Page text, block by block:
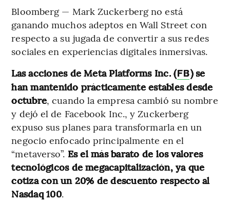
Bloomberg — Mark Zuckerberg no está
ganando muchos adeptos en Wall Street con
respecto a su jugada de convertir a sus redes
sociales en experiencias digitales inmersivas.
Las acciones de Meta Platforms Inc. (FB) se
han mantenido prácticamente estables desde
octubre, cuando la empresa cambió su nombre
y dejó el de Facebook Inc., y Zuckerberg
expuso sus planes para transformarla en un
negocio enfocado principalmente en el
“metaverso”. Es el más barato de los valores
tecnológicos de megacapitalización, ya que
cotiza con un 20% de descuento respecto al
Nasdaq 100.